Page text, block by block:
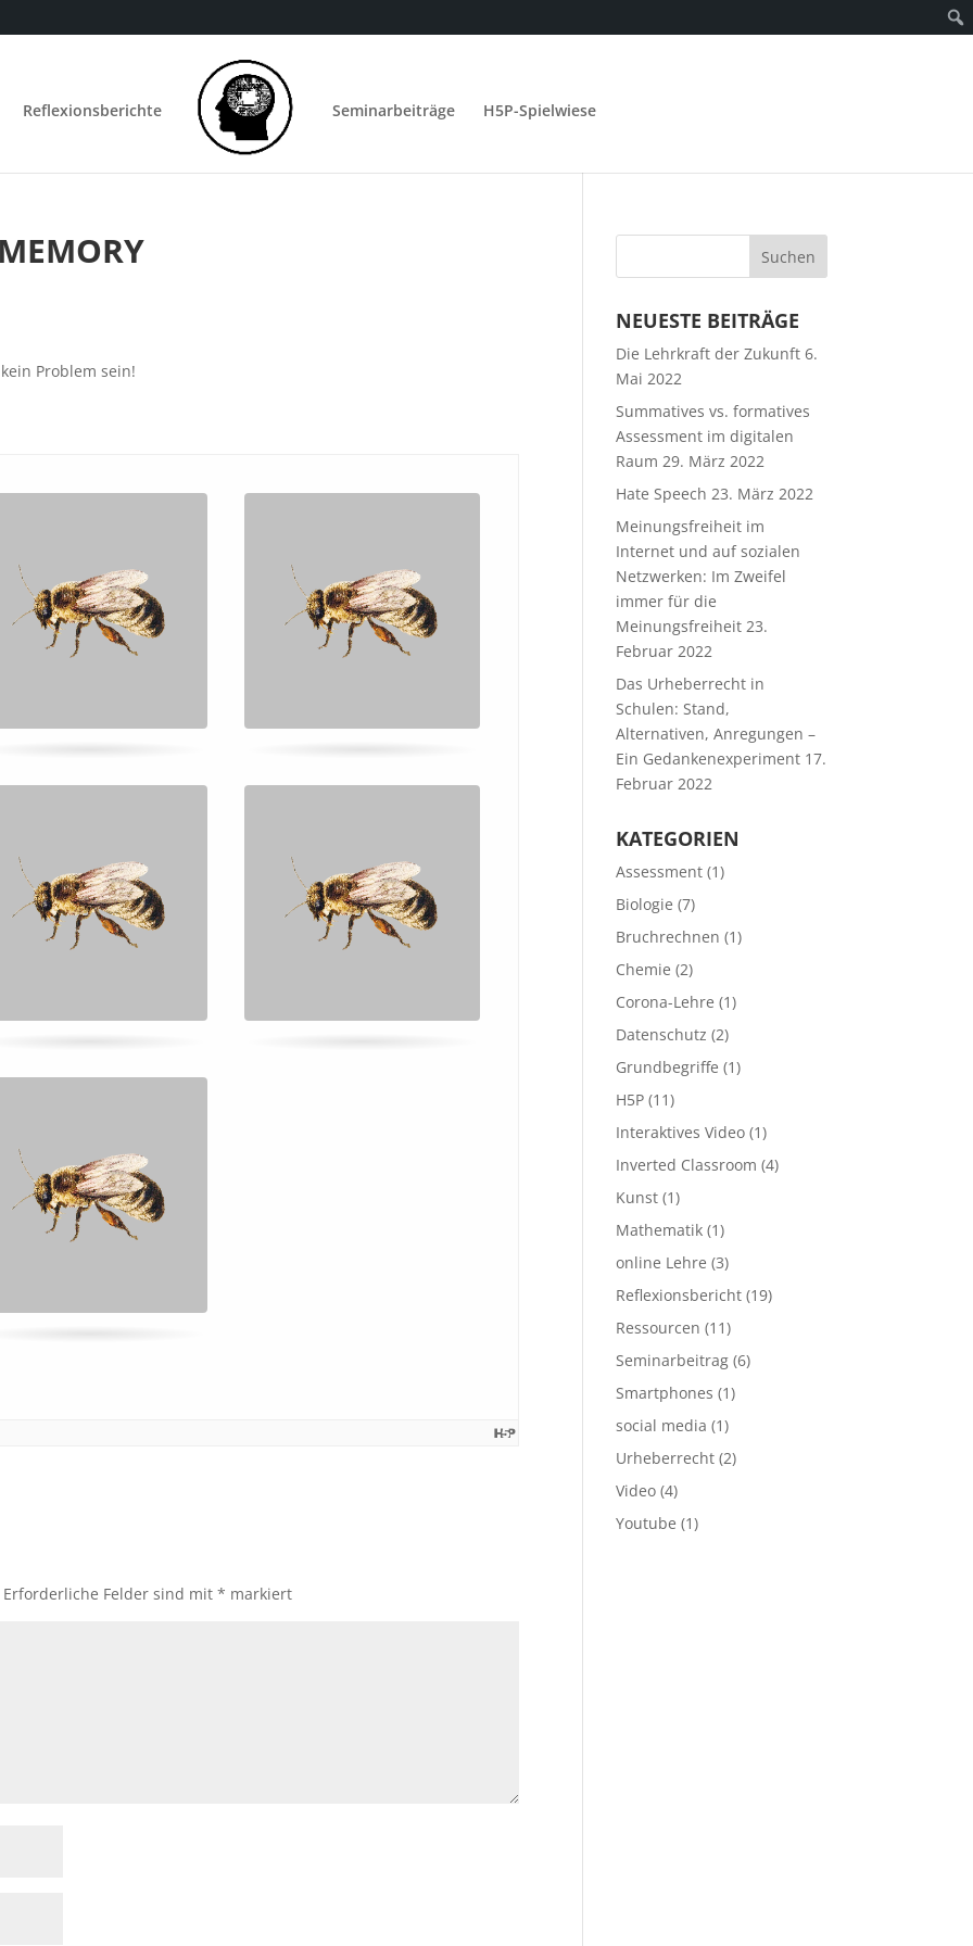
Reflexionsberichte Seminarbeiträge H5P-Spielwiese
Problem sein!
Erforderliche Felder sind mit* markiert
Suchen
NEUESTE BEITRÄGE
Die Lehrkraft der Zukunft 6.
Mai 2022
Summatives vs. formatives
Assessment im digitalen
Raum 29. März 2022
Hate Speech 23. März 2022
Meinungsfreiheit im
Internet und auf sozialen
Netzwerken: Im Zweifel
immer für die
Meinungsfreiheit 23.
Februar 2022
Das Urheberrecht in
Schulen: Stand,
Alternativen, Anregungen –
Ein Gedankenexperiment 17.
Februar 2022
KATEGORIEN
Assessment (1)
Biologie (7)
Bruchrechnen (1)
Chemie (2)
Corona-Lehre (1)
Datenschutz (2)
Grundbegriffe (1)
H5P (11)
Interaktives Video (1)
Inverted Classroom (4)
Kunst (1)
Mathematik (1)
online Lehre (3)
Reflexionsbericht (19)
Ressourcen (11)
Seminarbeitrag (6)
Smartphones (1)
social media (1)
Urheberrecht (2)
Video (4)
Youtube (1)